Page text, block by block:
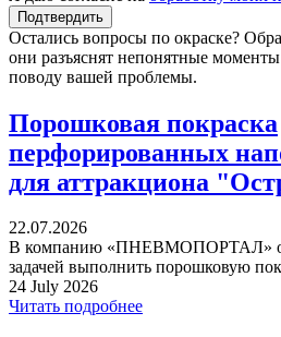
Остались вопросы по окраске?
они разъяснят непонятные
поводу вашей проблемы.
Порошковая покраска
перфорированных
для аттракциона
22.07.2026
В компанию «ПНЕВМОПОРТАЛ»
задачей выполнить порошковую
24 July 2026
Читать подробнее